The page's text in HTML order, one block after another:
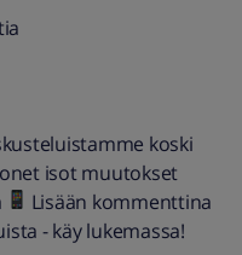
koski
isot muutokset
Lisään kommenttina
- käy lukemassa!